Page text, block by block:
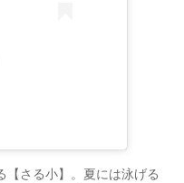
【さる小】。夏には泳げる